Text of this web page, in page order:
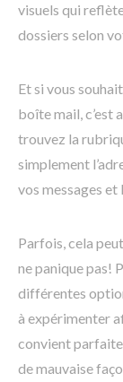
visuels qui
dossiers selon
Et si vous
boîte mail, c’est
trouvez la
simplement
vos messages
Parfois, cela
ne panique pas!
différentes
à expérimenter
convient
de mauvaise